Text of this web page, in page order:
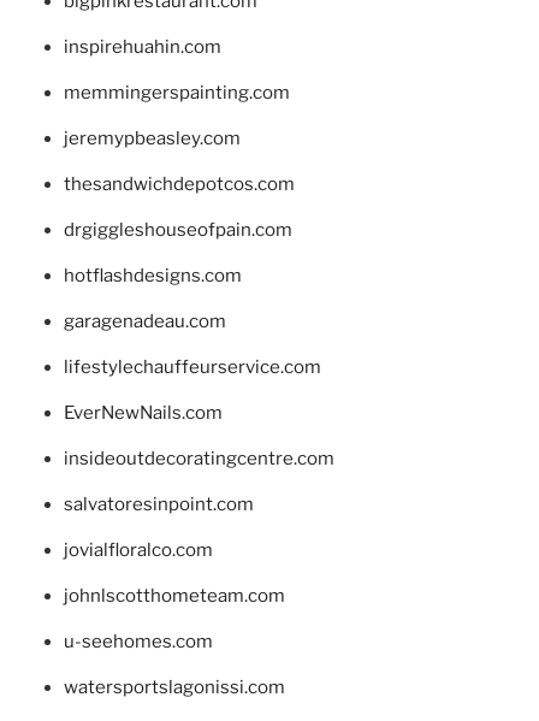
inspirehuahin.com
memmingerspainting.com
jeremypbeasley.com
thesandwichdepotcos.com
drgiggleshouseofpain.com
hotflashdesigns.com
garagenadeau.com
lifestylechauffeurservice.com
EverNewNails.com
insideoutdecoratingcentre.com
salvatoresinpoint.com
jovialfloralco.com
johnlscotthometeam.com
u-seehomes.com
watersportslagonissi.com